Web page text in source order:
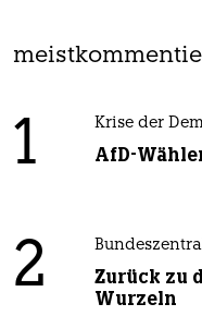
1 Krise der
AfD-
2
Zurück zu
Wurzeln